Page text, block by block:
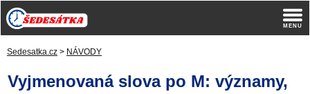
Sedesatka.cz > NÁVODY
Vyjmenovaná slova po M: významy,